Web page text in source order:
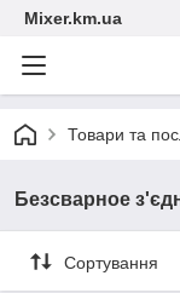
Mixer.km.ua
Товари та
Безсварное
Сортування